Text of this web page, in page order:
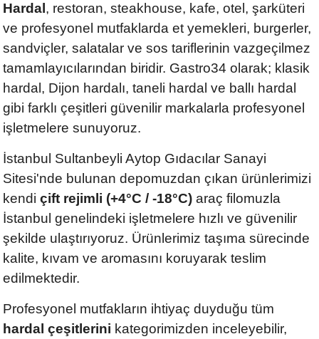
Hardal , restoran, steakhouse, kafe, otel, şarküteri
ve profesyonel mutfaklarda et yemekleri, burgerler,
sandviçler, salatalar ve sos tariflerinin vazgeçilmez
tamamlayıcılarından biridir. Gastro34 olarak; klasik
hardal, Dijon hardalı, taneli hardal ve ballı hardal
gibi farklı çeşitleri güvenilir markalarla profesyonel
işletmelere sunuyoruz.
İstanbul Sultanbeyli Aytop Gıdacılar Sanayi
Sitesi'nde bulunan depomuzdan çıkan ürünlerimizi
kendi çift rejimli (+4°C / -18°C) araç filomuzla
İstanbul genelindeki işletmelere hızlı ve güvenilir
şekilde ulaştırıyoruz. Ürünlerimiz taşıma sürecinde
kalite, kıvam ve aromasını koruyarak teslim
edilmektedir.
Profesyonel mutfakların ihtiyaç duyduğu tüm
hardal çeşitlerini kategorimizden inceleyebilir,